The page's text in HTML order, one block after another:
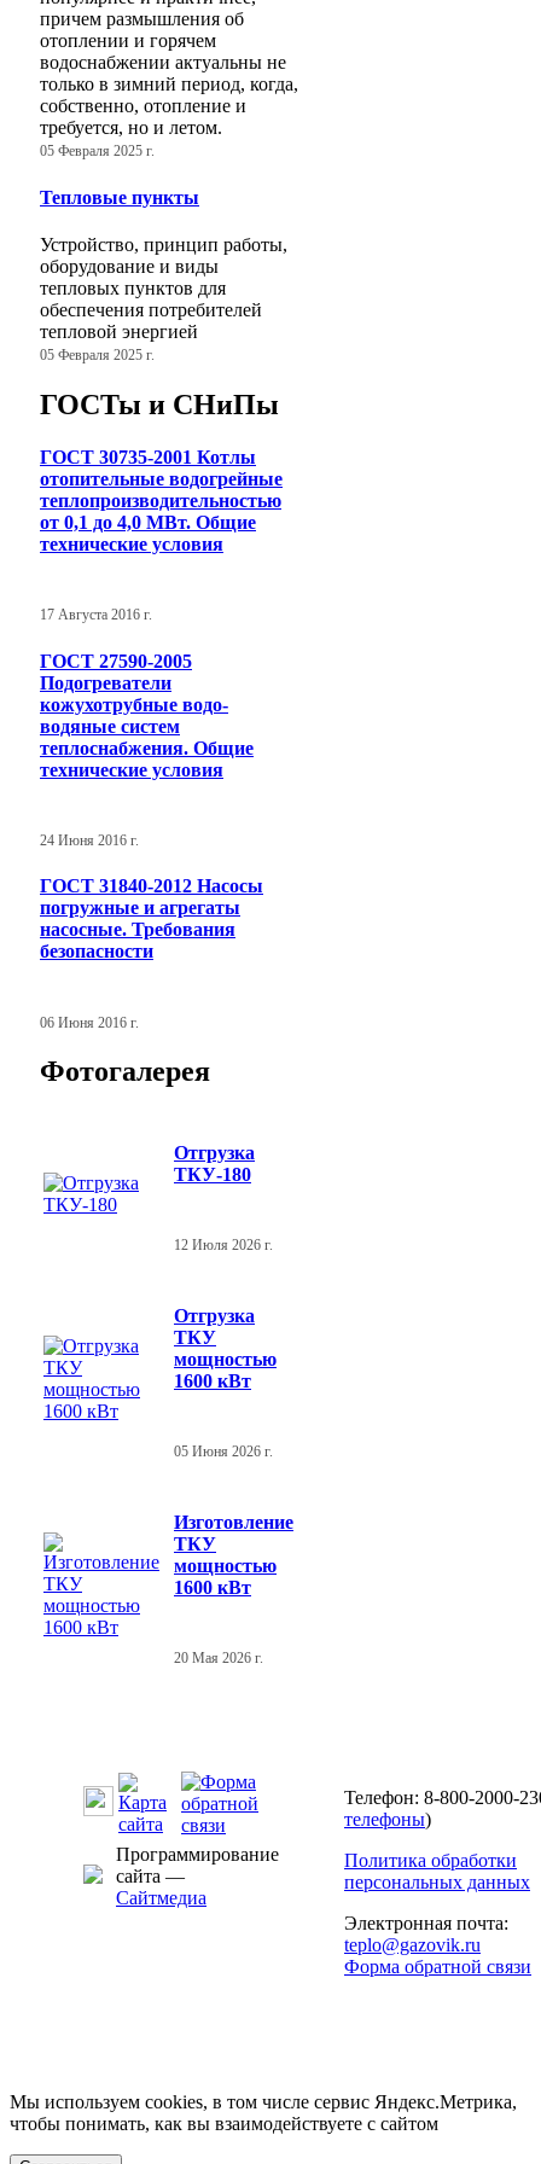
причем размышления об
отоплении и горячем
водоснабжении актуальны не
только в зимний период, когда,
собственно, отопление и
требуется, но и летом.
05 Февраля 2025 г.
Тепловые пункты
Устройство, принцип работы,
оборудование и виды
тепловых пунктов для
обеспечения потребителей
тепловой энергией
05 Февраля 2025 г.
ГОСТы и СНиПы
ГОСТ 30735-2001 Котлы
отопительные водогрейные
теплопроизводительностью
от 0,1 до 4,0 МВт. Общие
технические условия
17 Августа 2016 г.
ГОСТ 27590-2005
Подогреватели
кожухотрубные водо-
водяные систем
теплоснабжения. Общие
технические условия
24 Июня 2016 г.
ГОСТ 31840-2012 Насосы
погружные и агрегаты
насосные. Требования
безопасности
06 Июня 2016 г.
Фотогалерея
Отгрузка
ТКУ-180
12 Июля 2026 г.
Отгрузка
ТКУ
мощностью
1600 кВт
05 Июня 2026 г.
Изготовление
ТКУ
мощностью
1600 кВт
20 Мая 2026 г.
Программирование
сайта —
Сайтмедиа
Телефон: 8-800-2000-
телефоны)
Политика обработки
персональных данных
Электронная почта:
teplo@gazovik.ru
Форма обратной связи
Мы используем cookies, в том числе сервис Яндекс.Метрика,
чтобы понимать, как вы взаимодействуете с сайтом